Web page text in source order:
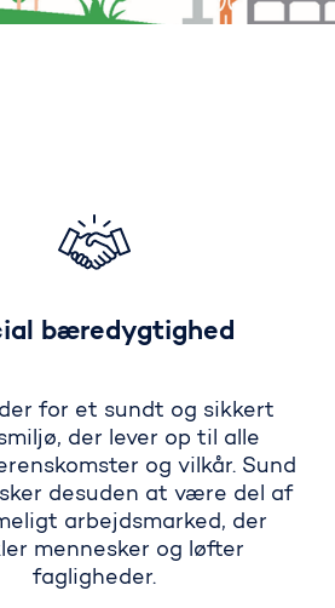
bæredygtighed
for et sundt og sikkert
der lever op til alle
og vilkår. Sund
desuden at være del af
arbejdsmarked, der
mennesker og løfter
fagligheder.